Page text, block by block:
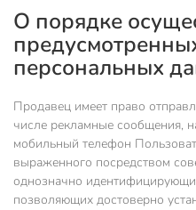
О порядке
персональных
Продавец имеет право
числе рекламные сообщения,
мобильный телефон
выраженного посредством
однозначно
позволяющих достоверно